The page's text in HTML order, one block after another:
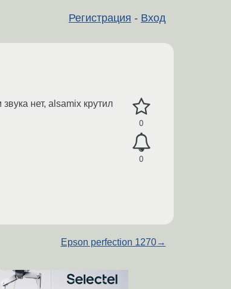
Регистрация - Вход
0
0
нет, alsamix крутил
Epson perfection 1270→